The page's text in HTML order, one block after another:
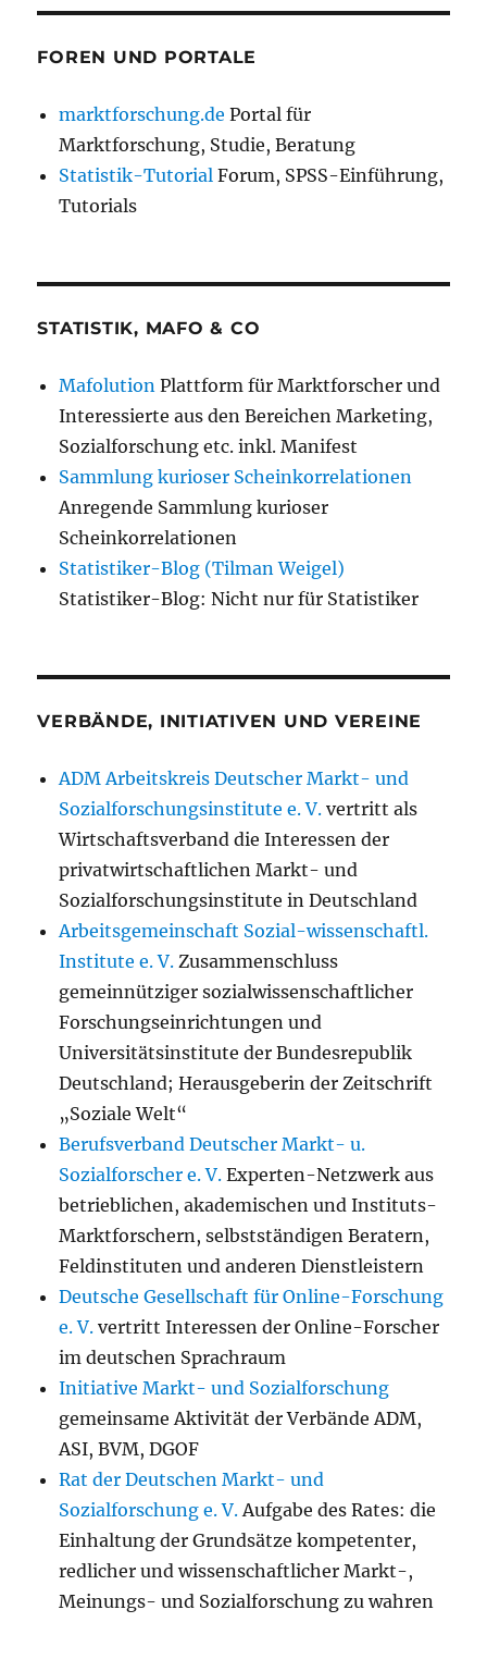
FOREN UND PORTALE
marktforschung.de Portal für
Marktforschung, Studie, Beratung
Statistik-Tutorial Forum, SPSS-Einführung,
Tutorials
STATISTIK, MAFO & CO
Mafolution Plattform für Marktforscher und
Interessierte aus den Bereichen Marketing,
Sozialforschung etc. inkl. Manifest
Sammlung kurioser Scheinkorrelationen
Anregende Sammlung kurioser
Scheinkorrelationen
Statistiker-Blog (Tilman Weigel)
Statistiker-Blog: Nicht nur für Statistiker
VERBÄNDE, INITIATIVEN UND VEREINE
ADM Arbeitskreis Deutscher Markt- und
Sozialforschungsinstitute e. V. vertritt als
Wirtschaftsverband die Interessen der
privatwirtschaftlichen Markt- und
Sozialforschungsinstitute in Deutschland
Arbeitsgemeinschaft Sozial-wissenschaftl.
Institute e. V. Zusammenschluss
gemeinnütziger sozialwissenschaftlicher
Forschungseinrichtungen und
Universitätsinstitute der Bundesrepublik
Deutschland; Herausgeberin der Zeitschrift
„Soziale Welt“
Berufsverband Deutscher Markt- u.
Sozialforscher e. V. Experten-Netzwerk aus
betrieblichen, akademischen und Instituts-
Marktforschern, selbstständigen Beratern,
Feldinstituten und anderen Dienstleistern
Deutsche Gesellschaft für Online-Forschung
e. V. vertritt Interessen der Online-Forscher
im deutschen Sprachraum
Initiative Markt- und Sozialforschung
gemeinsame Aktivität der Verbände ADM,
ASI, BVM, DGOF
Rat der Deutschen Markt- und
Sozialforschung e. V.Aufgabe des Rates: die
Einhaltung der Grundsätze kompetenter,
redlicher und wissenschaftlicher Markt-,
Meinungs- und Sozialforschung zu wahren